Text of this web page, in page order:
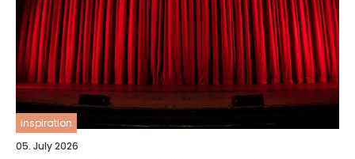
inspiration
05. July 2026